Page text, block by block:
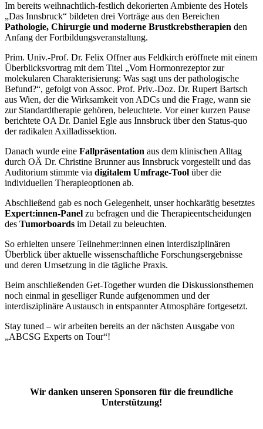
Im bereits weihnachtlich-festlich dekorierten Ambiente des Hotels
„Das Innsbruck“ bildeten drei Vorträge aus den Bereichen
Pathologie, Chirurgie und moderne Brustkrebstherapien den
Anfang der Fortbildungsveranstaltung.
Prim. Univ.-Prof. Dr. Felix Offner aus Feldkirch eröffnete mit einem
Überblicksvortrag mit dem Titel „Vom Hormonrezeptor zur
molekularen Charakterisierung: Was sagt uns der pathologische
Befund?“, gefolgt von Assoc. Prof. Priv.-Doz. Dr. Rupert Bartsch
aus Wien, der die Wirksamkeit von ADCs und die Frage, wann sie
zur Standardtherapie gehören, beleuchtete. Vor einer kurzen Pause
berichtete OA Dr. Daniel Egle aus Innsbruck über den Status-quo
der radikalen Axilladissektion.
Danach wurde eine Fallpräsentation aus dem klinischen Alltag
durch OÄ Dr. Christine Brunner aus Innsbruck vorgestellt und das
Auditorium stimmte via digitalem Umfrage-Tool über die
individuellen Therapieoptionen ab.
Abschließend gab es noch Gelegenheit, unser hochkarätig besetztes
Expert:innen-Panel zu befragen und die Therapieentscheidungen
des Tumorboards im Detail zu beleuchten.
So erhielten unsere Teilnehmer:innen einen interdisziplinären
Überblick über aktuelle wissenschaftliche Forschungsergebnisse
und deren Umsetzung in die tägliche Praxis.
Beim anschließenden Get-Together wurden die Diskussionsthemen
noch einmal in geselliger Runde aufgenommen und der
interdisziplinäre Austausch in entspannter Atmosphäre fortgesetzt.
Stay tuned – wir arbeiten bereits an der nächsten Ausgabe von
„ABCSG Experts on Tour“!
Wir danken unseren Sponsoren für die freundliche
Unterstützung!